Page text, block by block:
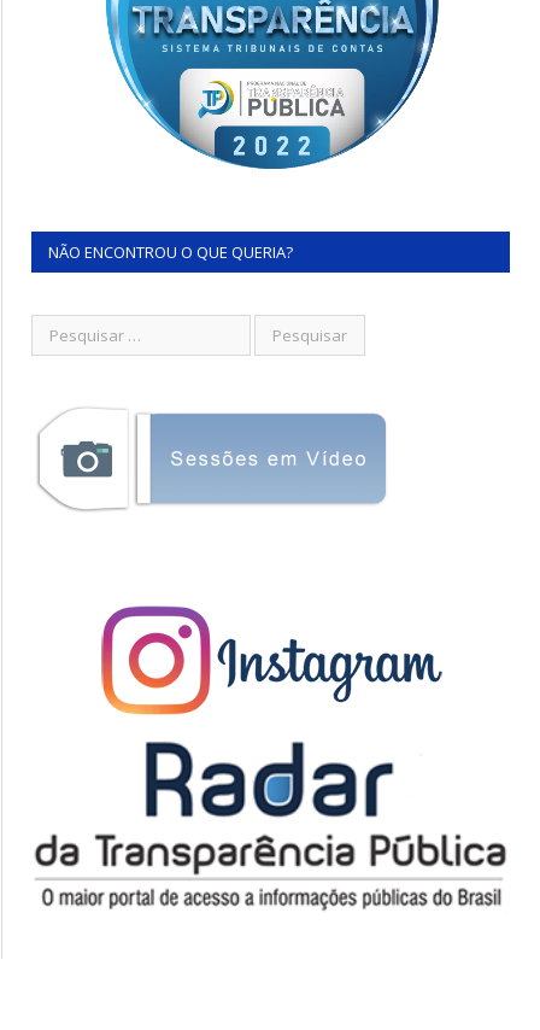
NÃO ENCONTROU O QUE QUERIA?